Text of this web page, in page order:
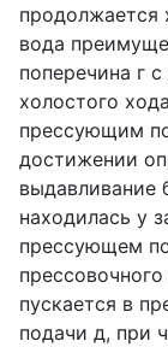
продолжается
вода
поперечина г
холостого
прессующим
достижении
выдавливание
находилась у
прессующем
пускается в
подачи д, при